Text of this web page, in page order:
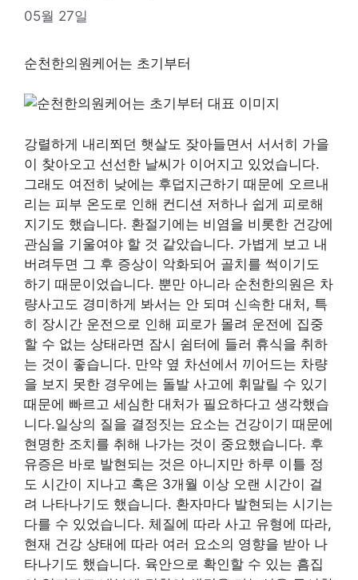
05월 27일
순천한의원케어는 초기부터
강렬하게 내리쬐던 햇살도 잦아들면서 서서히 가을
이 찾아오고 선선한 날씨가 이어지고 있었습니다.
그래도 여전히 낮에는 후덥지근하기 때문에 오르내
리는 피부 온도로 인해 컨디션 저하나 쉽게 피로해
지기도 했습니다. 환절기에는 비염을 비롯한 건강에
관심을 기울여야 할 것 같았습니다. 가볍게 보고 내
버려두면 그 후 증상이 악화되어 골치를 썩이기도
하기 때문이었습니다. 뿐만 아니라 순천한의원은 차
량사고도 경미하게 봐서는 안 되며 신속한 대처, 특
히 장시간 운전으로 인해 피로가 몰려 운전에 집중
할 수 없는 상태라면 잠시 쉼터에 들러 휴식을 취하
는 것이 좋습니다. 만약 옆 차선에서 끼어드는 차량
을 보지 못한 경우에는 돌발 사고에 휘말릴 수 있기
때문에 빠르고 세심한 대처가 필요하다고 생각했습
니다.일상의 질을 결정짓는 요소는 건강이기 때문에
현명한 조치를 취해 나가는 것이 중요했습니다. 후
유증은 바로 발현되는 것은 아니지만 하루 이틀 정
도 시간이 지나고 혹은 3개월 이상 오랜 시간이 걸
려 나타나기도 했습니다. 환자마다 발현되는 시기는
다를 수 있었습니다. 체질에 따라 사고 유형에 따라,
현재 건강 상태에 따라 여러 요소의 영향을 받아 나
타나기도 했습니다. 육안으로 확인할 수 있는 흠집